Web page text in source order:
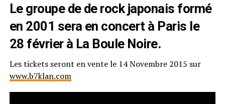
Le groupe de de rock japonais formé
en 2001 sera en concert à Paris le
28 février à La Boule Noire.
Les tickets seront en vente le 14 Novembre 2015 sur
www.b7klan.com